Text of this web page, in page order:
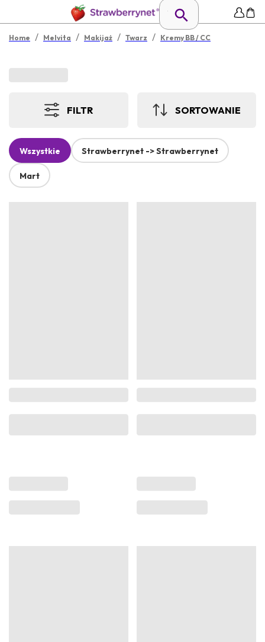
Home / Melvita / Makijaż / Twarz / Kremy BB / CC
FILTR SORTOWANIE
Wszystkie Strawberrynet -> Strawberrynet
Mart